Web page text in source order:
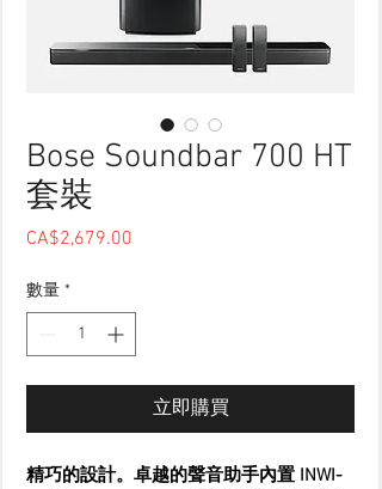
Bose Soundbar 700 HT
套裝
CA$2,679.00
數量 *
立即購買
精巧的設計。卓越的聲音助手內置 INWI-